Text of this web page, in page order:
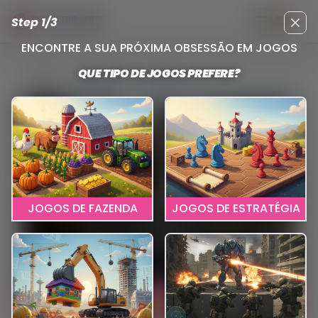
TOP DESKTOP GAMES Abrir menu
Reviews
CLICA AQUI PARA JOGAR
ENLISTED
Step 1/3
ENCONTRE A SUA PRÓXIMA OBSESSÃO EM JOGOS
QUE TIPO DE JOGOS PREFERE?
JOGOS DE FAZENDA JOGOS DE ESTRATÉGIA